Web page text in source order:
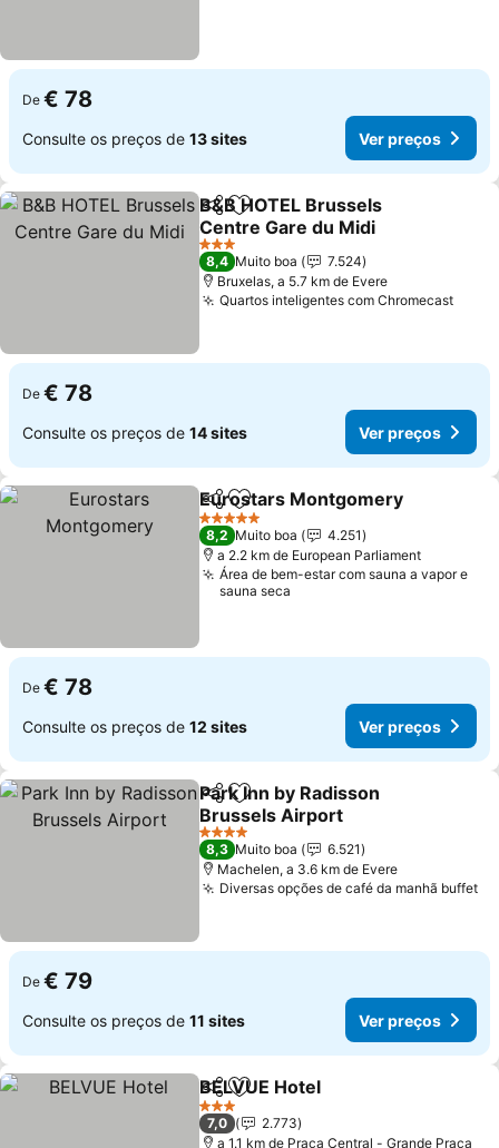
De € 78
Consulte os preços de 13 sites Ver preços
PartilharAdicionar aos favoritos
B&B HOTEL Brussels
Centre Gare du Midi
3 Estrelas
8,4 Muito boa
7.524
Bruxelas, a 5.7 km de Evere
Quartos inteligentes com Chromecast
De € 78
Consulte os preços de 14 sites Ver preços
PartilharAdicionar aos favoritos
Eurostars Montgomery
5 Estrelas
8,2 Muito boa
4.251
a 2.2 km de European Parliament
Área de bem-estar com sauna a vapor e
sauna seca
De € 78
Consulte os preços de 12 sites Ver preços
PartilharAdicionar aos favoritos
Park Inn by Radisson
Brussels Airport
4 Estrelas
8,3 Muito boa
6.521
Machelen, a 3.6 km de Evere
Diversas opções de café da manhã buffet
De € 79
Consulte os preços de 11 sites Ver preços
PartilharAdicionar aos favoritos
BELVUE Hotel
3 Estrelas
7,0
2.773
a 1.1 km de Praça Central - Grande Praça